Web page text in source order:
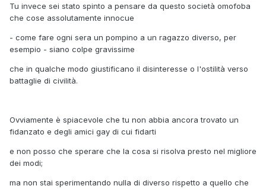
Tu invece sei stato spinto a pensare da questo società omofoba
che cose assolutamente innocue
- come fare ogni sera un pompino a un ragazzo diverso, per
esempio - siano colpe gravissime
che in qualche modo giustificano il disinteresse o l'ostilità verso
battaglie di civilità.
Ovviamente è spiacevole che tu non abbia ancora trovato un
fidanzato e degli amici gay di cui fidarti
e non posso che sperare che la cosa si risolva presto nel migliore
dei modi;
ma non stai sperimentando nulla di diverso rispetto a quello che